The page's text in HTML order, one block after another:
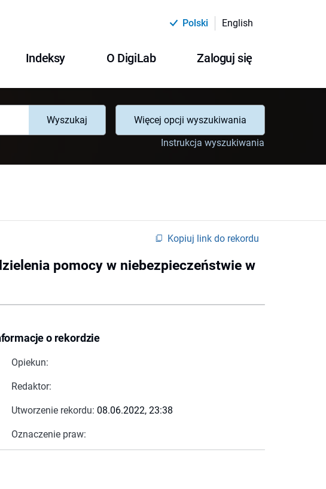
Polski English
Indeksy O DigiLab Zaloguj się
Wyszukaj
Więcej opcji wyszukiwania
Instrukcja wyszukiwania
Kopiuj link do rekordu
pomocy w niebezpieczeństwie w
o rekordzie
Opiekun:
Redaktor:
Utworzenie rekordu: 08.06.2022, 23:38
Oznaczenie praw: